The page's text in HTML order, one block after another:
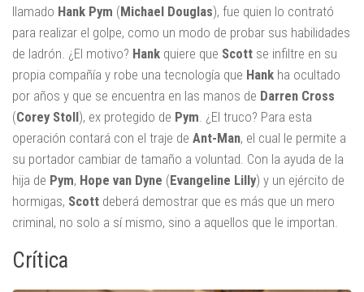
llamado Hank Pym (Michael Douglas), fue quien lo contrató
para realizar el golpe, como un modo de probar sus habilidades
de ladrón. ¿El motivo? Hank quiere que Scott se infiltre en su
propia compañía y robe una tecnología que Hank ha ocultado
por años y que se encuentra en las manos de Darren Cross
(Corey Stoll), ex protegido de Pym. ¿El truco? Para esta
operación contará con el traje de Ant-Man, el cual le permite a
su portador cambiar de tamaño a voluntad. Con la ayuda de la
hija de Pym, Hope van Dyne (Evangeline Lilly) y un ejército de
hormigas, Scott deberá demostrar que es más que un mero
criminal, no solo a sí mismo, sino a aquellos que le importan.
Crítica